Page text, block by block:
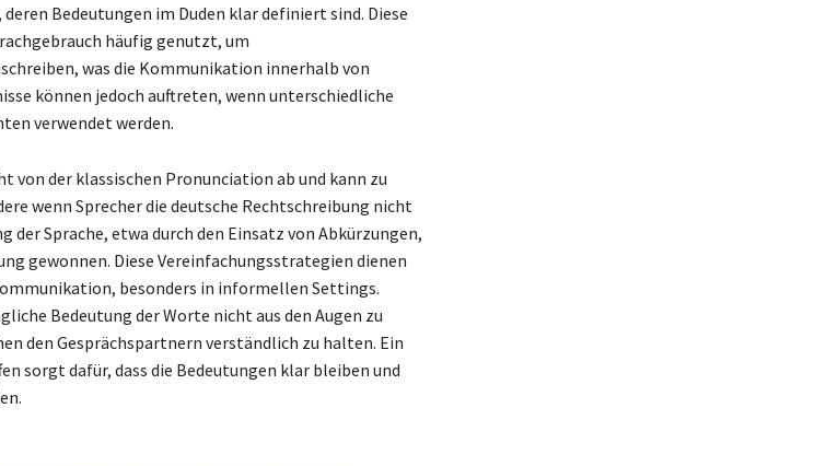
deren Bedeutungen im Duden klar definiert sind. Diese
häufig genutzt, um
was die Kommunikation innerhalb von
können jedoch auftreten, wenn unterschiedliche
verwendet werden.
von der klassischen Pronunciation ab und kann zu
wenn Sprecher die deutsche Rechtschreibung nicht
der Sprache, etwa durch den Einsatz von Abkürzungen,
gewonnen. Diese Vereinfachungsstrategien dienen
besonders in informellen Settings.
Bedeutung der Worte nicht aus den Augen zu
den Gesprächspartnern verständlich zu halten. Ein
sorgt dafür, dass die Bedeutungen klar bleiben und